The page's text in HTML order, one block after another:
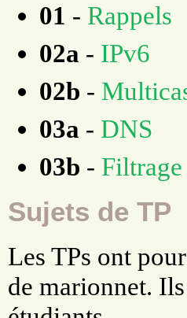
01 - Rappels
02a - IPv6
02b -
03a - DNS
03b - Filtrage
Sujets de TP
Les TPs ont
de marionnet.